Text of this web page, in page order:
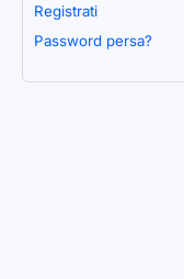
Registrati
Password persa?